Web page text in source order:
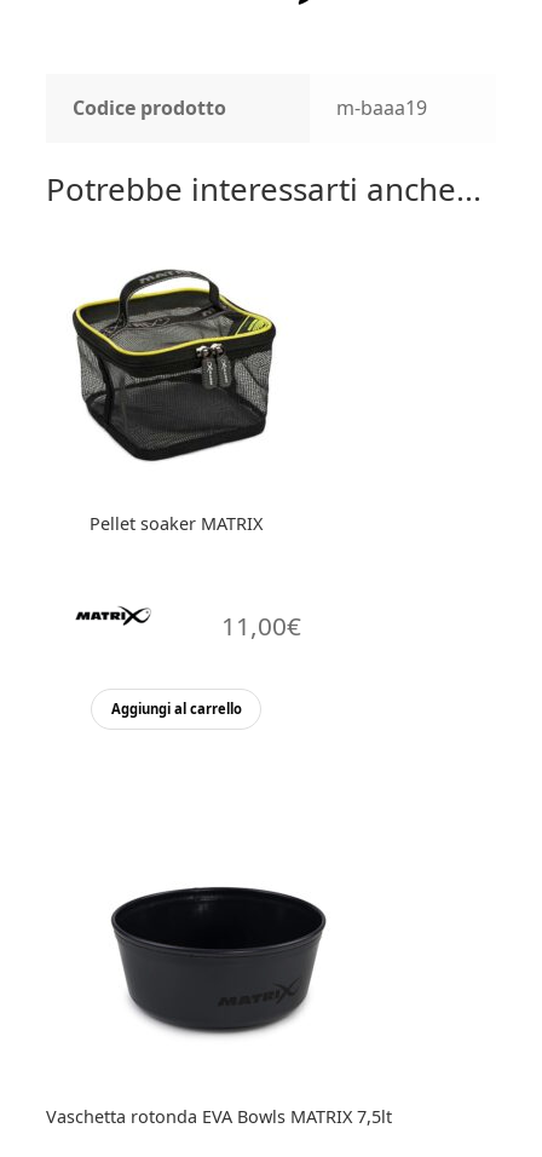
Codice prodotto m-baaa19
Potrebbe interessarti anche...
Pellet soaker MATRIX
11,00€
Aggiungi al carrello
Vaschetta rotonda EVA Bowls MATRIX 7,5lt